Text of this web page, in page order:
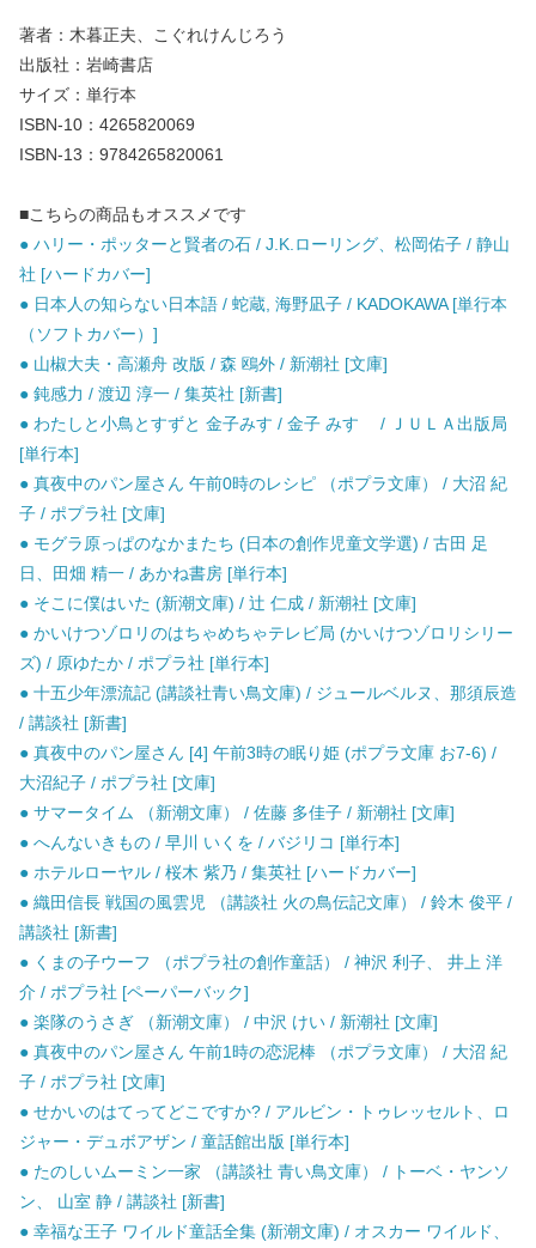
著者：木暮正夫、こぐれけんじろう
出版社：岩崎書店
サイズ：単行本
ISBN-10：4265820069
ISBN-13：9784265820061
■こちらの商品もオススメです
● ハリー・ポッターと賢者の石 / J.K.ローリング、松岡佑子 / 静山
社 [ハードカバー]
● 日本人の知らない日本語 / 蛇蔵, 海野凪子 / KADOKAWA [単行本
（ソフトカバー）]
● 山椒大夫・高瀬舟 改版 / 森 鴎外 / 新潮社 [文庫]
● 鈍感力 / 渡辺 淳一 / 集英社 [新書]
● わたしと小鳥とすずと 金子みす / 金子 みすゞ / ＪＵＬＡ出版局
[単行本]
● 真夜中のパン屋さん 午前0時のレシピ （ポプラ文庫） / 大沼 紀
子 / ポプラ社 [文庫]
● モグラ原っぱのなかまたち (日本の創作児童文学選) / 古田 足
日、田畑 精一 / あかね書房 [単行本]
● そこに僕はいた (新潮文庫) / 辻 仁成 / 新潮社 [文庫]
● かいけつゾロリのはちゃめちゃテレビ局 (かいけつゾロリシリー
ズ) / 原ゆたか / ポプラ社 [単行本]
● 十五少年漂流記 (講談社青い鳥文庫) / ジュールベルヌ、那須辰造
/ 講談社 [新書]
● 真夜中のパン屋さん [4] 午前3時の眠り姫 (ポプラ文庫 お7-6) /
大沼紀子 / ポプラ社 [文庫]
● サマータイム （新潮文庫） / 佐藤 多佳子 / 新潮社 [文庫]
● へんないきもの / 早川 いくを / バジリコ [単行本]
● ホテルローヤル / 桜木 紫乃 / 集英社 [ハードカバー]
● 織田信長 戦国の風雲児 （講談社 火の鳥伝記文庫） / 鈴木 俊平 /
講談社 [新書]
● くまの子ウーフ （ポプラ社の創作童話） / 神沢 利子、 井上 洋
介 / ポプラ社 [ペーパーバック]
● 楽隊のうさぎ （新潮文庫） / 中沢 けい / 新潮社 [文庫]
● 真夜中のパン屋さん 午前1時の恋泥棒 （ポプラ文庫） / 大沼 紀
子 / ポプラ社 [文庫]
● せかいのはてってどこですか? / アルビン・トゥレッセルト、ロ
ジャー・デュボアザン / 童話館出版 [単行本]
● たのしいムーミン一家 （講談社 青い鳥文庫） / トーベ・ヤンソ
ン、 山室 静 / 講談社 [新書]
● 幸福な王子 ワイルド童話全集 (新潮文庫) / オスカー ワイルド、